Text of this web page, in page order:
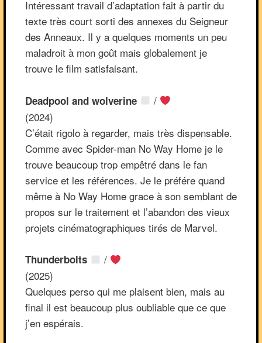
Intéressant travail d’adaptation fait à partir du
texte très court sorti des annexes du Seigneur
des Anneaux. Il y a quelques moments un peu
maladroit à mon goût mais globalement je
trouve le film satisfaisant.
Deadpool and wolverine
/
(2024)
C’était rigolo à regarder, mais très dispensable.
Comme avec Spider-man No Way Home je le
trouve beaucoup trop empêtré dans le fan
service et les références. Je le préfére quand
même à No Way Home grace à son semblant de
propos sur le traitement et l’abandon des vieux
projets cinématographiques tirés de Marvel.
Thunderbolts
/
(2025)
Quelques perso qui me plaisent bien, mais au
final il est beaucoup plus oubliable que ce que
j’en espérais.